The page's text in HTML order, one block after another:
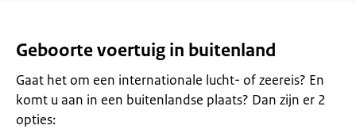
Geboorte voertuig in buitenland
Gaat het om een internationale lucht- of zeereis? En
komt u aan in een buitenlandse plaats? Dan zijn er 2
opties: